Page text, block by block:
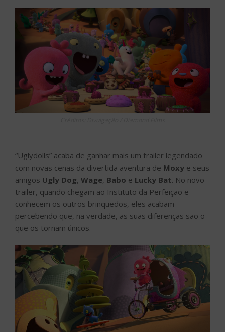
“Uglydolls” acaba de ganhar mais um trailer legendado
com novas cenas da divertida aventura de Moxy e seus
amigos Ugly Dog, Wage, Babo e Lucky Bat. No novo
trailer, quando chegam ao Instituto da Perfeição e
conhecem os outros brinquedos, eles acabam
percebendo que, na verdade, as suas diferenças são o
que os tornam únicos.